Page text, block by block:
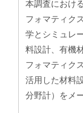
本調査におけ
フォマティク
学とシミュレ
料設計、有機
フォマティク
活用した材料
分野計）をメ